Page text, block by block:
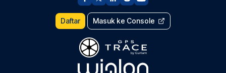
Daftar Masuk ke Console